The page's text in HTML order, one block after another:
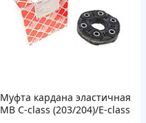
Муфта кардана эластичная
MB C-class (203/204)/E-class